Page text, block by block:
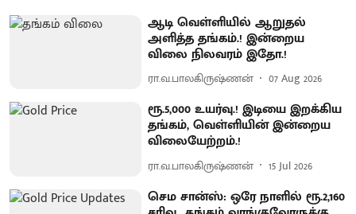
ஆடி வெள்ளியில் ஆறுதல்
அளித்த தங்கம்.! இன்றைய
விலை நிலவரம் இதோ.!
ரா.வ.பாலகிருஷ்ணன் 07 Aug 2026
ரூ.5,000 உயர்வு.! இடியை இறக்கிய
தங்கம், வெள்ளியின் இன்றைய
விலையேற்றம்.!
ரா.வ.பாலகிருஷ்ணன் 15 Jul 2026
செம சான்ஸ்: ஒரே நாளில் ரூ.2,160